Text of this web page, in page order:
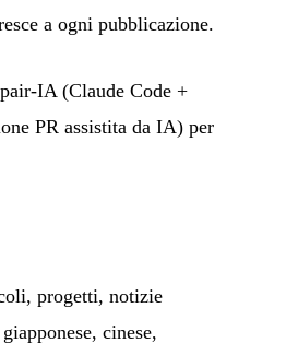
a ogni pubblicazione.
IA (Claude Code +
PR assistita da IA) per
progetti, notizie
giapponese, cinese,